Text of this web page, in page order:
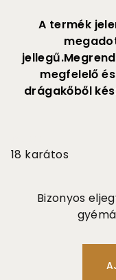
A termék
megfelelő
drágakőből
18 karátos
Bizonyos